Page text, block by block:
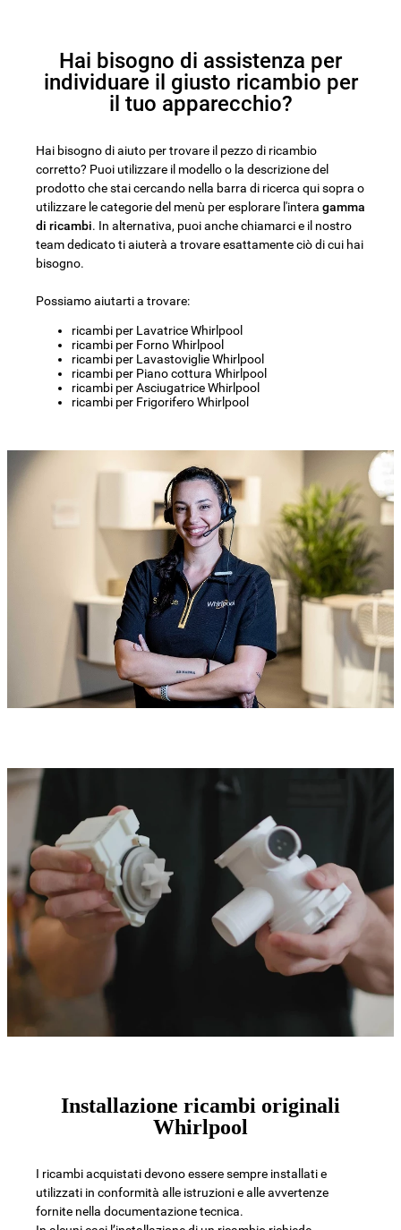
Hai bisogno di assistenza per
individuare il giusto ricambio per
il tuo apparecchio?
Hai bisogno di aiuto per trovare il pezzo di ricambio
corretto? Puoi utilizzare il modello o la descrizione del
prodotto che stai cercando nella barra di ricerca qui sopra o
utilizzare le categorie del menù per esplorare l'intera gamma
di ricambi. In alternativa, puoi anche chiamarci e il nostro
team dedicato ti aiuterà a trovare esattamente ciò di cui hai
bisogno.
Possiamo aiutarti a trovare:
ricambi per Lavatrice Whirlpool
ricambi per Forno Whirlpool
ricambi per Lavastoviglie Whirlpool
ricambi per Piano cottura Whirlpool
ricambi per Asciugatrice Whirlpool
ricambi per Frigorifero Whirlpool
Installazione ricambi originali
Whirlpool
I ricambi acquistati devono essere sempre installati e
utilizzati in conformità alle istruzioni e alle avvertenze
fornite nella documentazione tecnica.